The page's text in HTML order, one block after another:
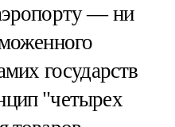
— ни
государств
"четырех